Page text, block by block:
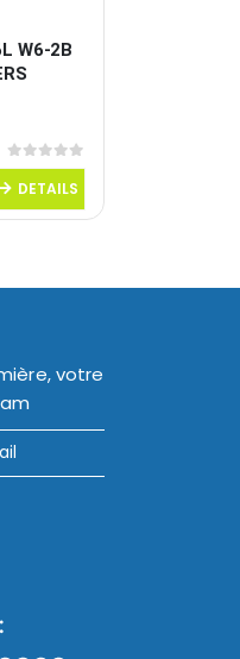
W6-2B
0sur 5
DETAILS
votre